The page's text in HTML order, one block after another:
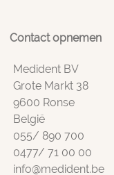
Contact opnemen
Medident BV
Grote Markt 38
9600 Ronse
België
055/ 890 700
0477/ 71 00 00
info@medident.be